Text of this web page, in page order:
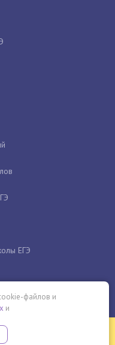
ЕГЭ
файлов и
и